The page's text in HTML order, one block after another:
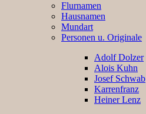
Flurnamen
Hausnamen
Mundart
Personen u. Originale
Adolf Dolzer
Alois Kuhn
Josef Schwab
Karrenfranz
Heiner Lenz